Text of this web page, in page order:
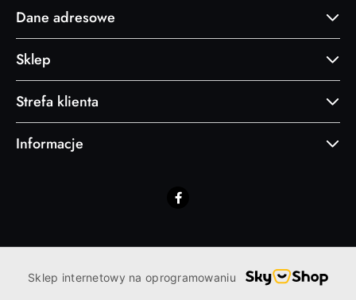
Dane adresowe
Sklep
Strefa klienta
Informacje
Sklep internetowy na oprogramowaniu